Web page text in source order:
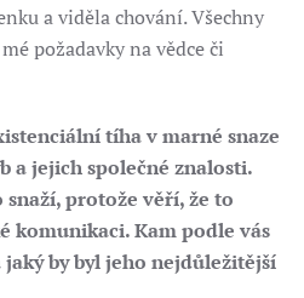
a viděla chování. Všechny
požadavky na vědce či
tíha v marné snaze
a jejich společné znalosti.
protože věří, že to
komunikaci. Kam podle vás
by byl jeho nejdůležitější